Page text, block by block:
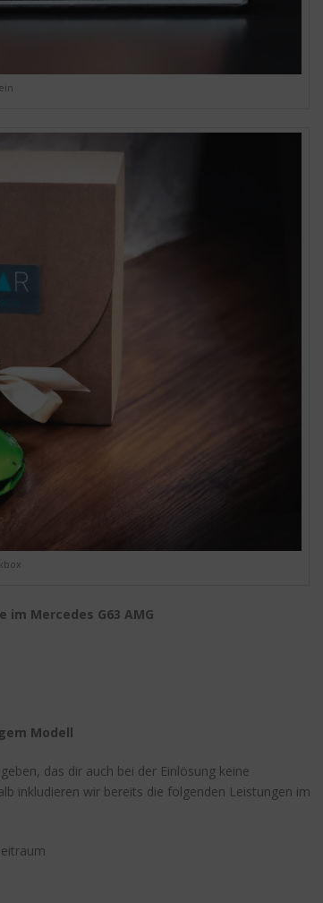
im Mercedes G63 AMG
Modell
das dir auch bei der Einlösung keine
inkludieren wir bereits die folgenden Leistungen im